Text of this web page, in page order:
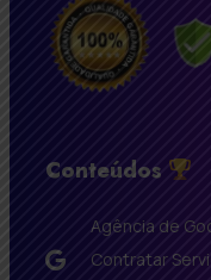
Conteúdos
Agência de
Contratar